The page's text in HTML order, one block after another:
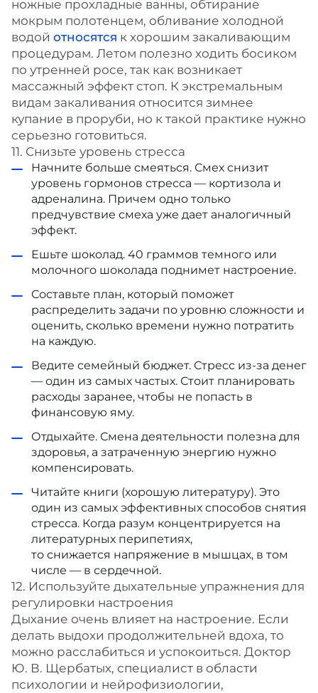
ножные прохладные ванны, обтирание
мокрым полотенцем, обливание холодной
водой относятся к хорошим закаливающим
процедурам. Летом полезно ходить босиком
по утренней росе, так как возникает
массажный эффект стоп. К экстремальным
видам закаливания относится зимнее
купание в проруби, но к такой практике нужно
серьезно готовиться.
11. Снизьте уровень стресса
Начните больше смеяться. Смех снизит
уровень гормонов стресса — кортизола и
адреналина. Причем одно только
предчувствие смеха уже дает аналогичный
эффект.
Ешьте шоколад. 40 граммов темного или
молочного шоколада поднимет настроение.
Составьте план, который поможет
распределить задачи по уровню сложности и
оценить, сколько времени нужно потратить
на каждую.
Ведите семейный бюджет. Стресс из-за денег
— один из самых частых. Стоит планировать
расходы заранее, чтобы не попасть в
финансовую яму.
Отдыхайте. Смена деятельности полезна для
здоровья, а затраченную энергию нужно
компенсировать.
Читайте книги (хорошую литературу). Это
один из самых эффективных способов снятия
стресса. Когда разум концентрируется на
литературных перипетиях,
то снижается напряжение в мышцах, в том
числе — в сердечной.
12. Используйте дыхательные упражнения для
регулировки настроения
Дыхание очень влияет на настроение. Если
делать выдохи продолжительней вдоха, то
можно расслабиться и успокоиться. Доктор
Ю. В. Щербатых, специалист в области
психологии и нейрофизиологии,